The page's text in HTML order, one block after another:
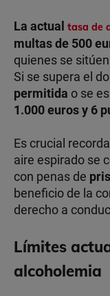
La actual tasa de
multas de 500
quienes se
Si se supera el
permitida o se
1.000 euros y 6
Es crucial
aire espirado se
con penas de
beneficio de la
derecho a
Límites
alcoholemia